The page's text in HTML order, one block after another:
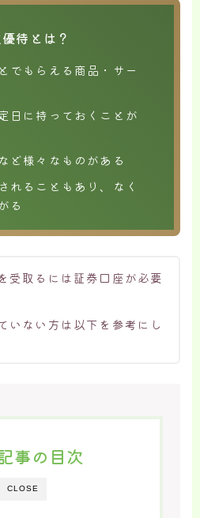
待とは？
でもらえる商品・サー
日に持っておくことが
ど様々なものがある
れることもあり、なく
る
受取るには証券口座が必要
いない方は以下を参考にし
CLOSE
事の目次